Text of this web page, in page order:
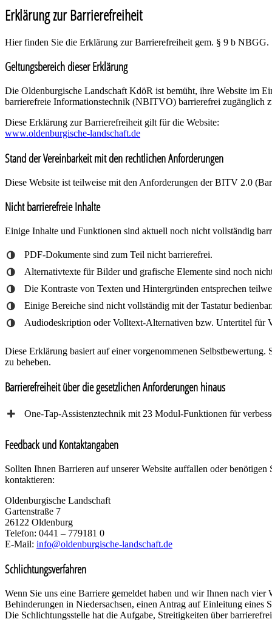
Erklärung zur Barrierefreiheit
Hier finden Sie die Erklärung zur Barrierefreiheit gem. § 9 b NBGG.
Geltungsbereich dieser Erklärung
Die Oldenburgische Landschaft KdöR ist bemüht, ihre Website im
barrierefreie Informationstechnik (NBITVO) barrierefrei zugänglich
Diese Erklärung zur Barrierefreiheit gilt für die Website:
www.oldenburgische-landschaft.de
Stand der Vereinbarkeit mit den rechtlichen Anforderungen
Diese Website ist teilweise mit den Anforderungen der BITV 2.0
Nicht barrierefreie Inhalte
Einige Inhalte und Funktionen sind aktuell noch nicht vollständig
PDF-Dokumente sind zum Teil nicht barrierefrei.
Alternativtexte für Bilder und grafische Elemente sind noch
Die Kontraste von Texten und Hintergründen entsprechen
Einige Bereiche sind nicht vollständig mit der Tastatur
Audiodeskription oder Volltext-Alternativen bzw. Untertitel für
Diese Erklärung basiert auf einer vorgenommenen
zu beheben.
Barrierefreiheit über die gesetzlichen Anforderungen hinaus
One-Tap-Assistenztechnik mit 23 Modul-Funktionen für
Feedback und Kontaktangaben
Sollten Ihnen Barrieren auf unserer Website auffallen oder
kontaktieren:
Oldenburgische Landschaft
Gartenstraße 7
26122 Oldenburg
Telefon: 0441 – 779181 0
E-Mail: info@oldenburgische-landschaft.de
Schlichtungsverfahren
Wenn Sie uns eine Barriere gemeldet haben und wir Ihnen nach
Behinderungen in Niedersachsen, einen Antrag auf Einleitung eines
Die Schlichtungsstelle hat die Aufgabe, Streitigkeiten über